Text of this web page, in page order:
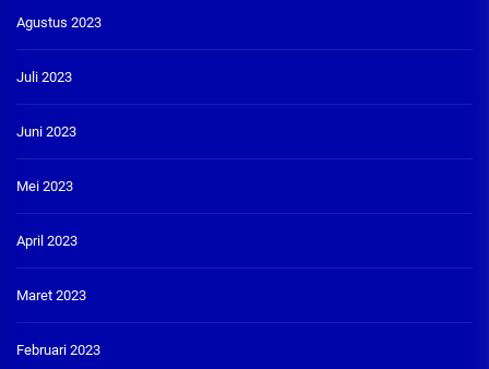
Agustus 2023
Juli 2023
Juni 2023
Mei 2023
April 2023
Maret 2023
Februari 2023